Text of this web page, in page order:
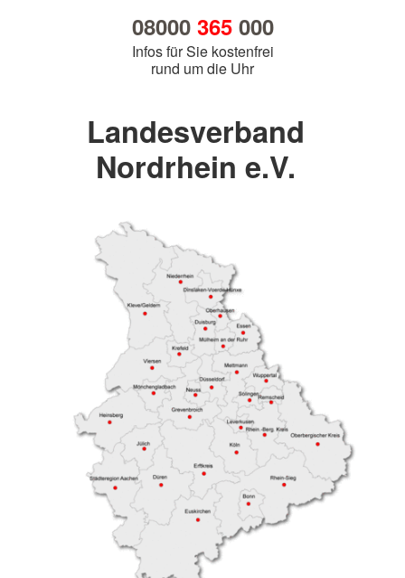
08000 365000
Infos für Sie kostenfrei
rund um die Uhr
Landesverband
Nordrhein e.V.